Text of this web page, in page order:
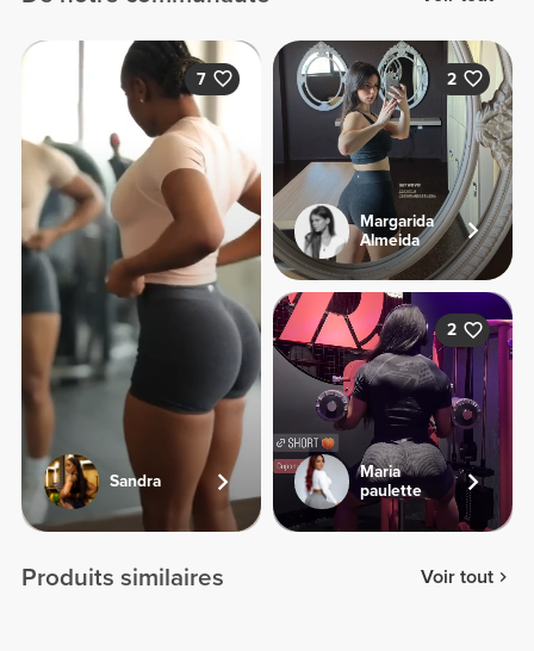
7
Sandra
2
Margarida
Almeida
2
Maria
paulette
Produits similaires Voir tout